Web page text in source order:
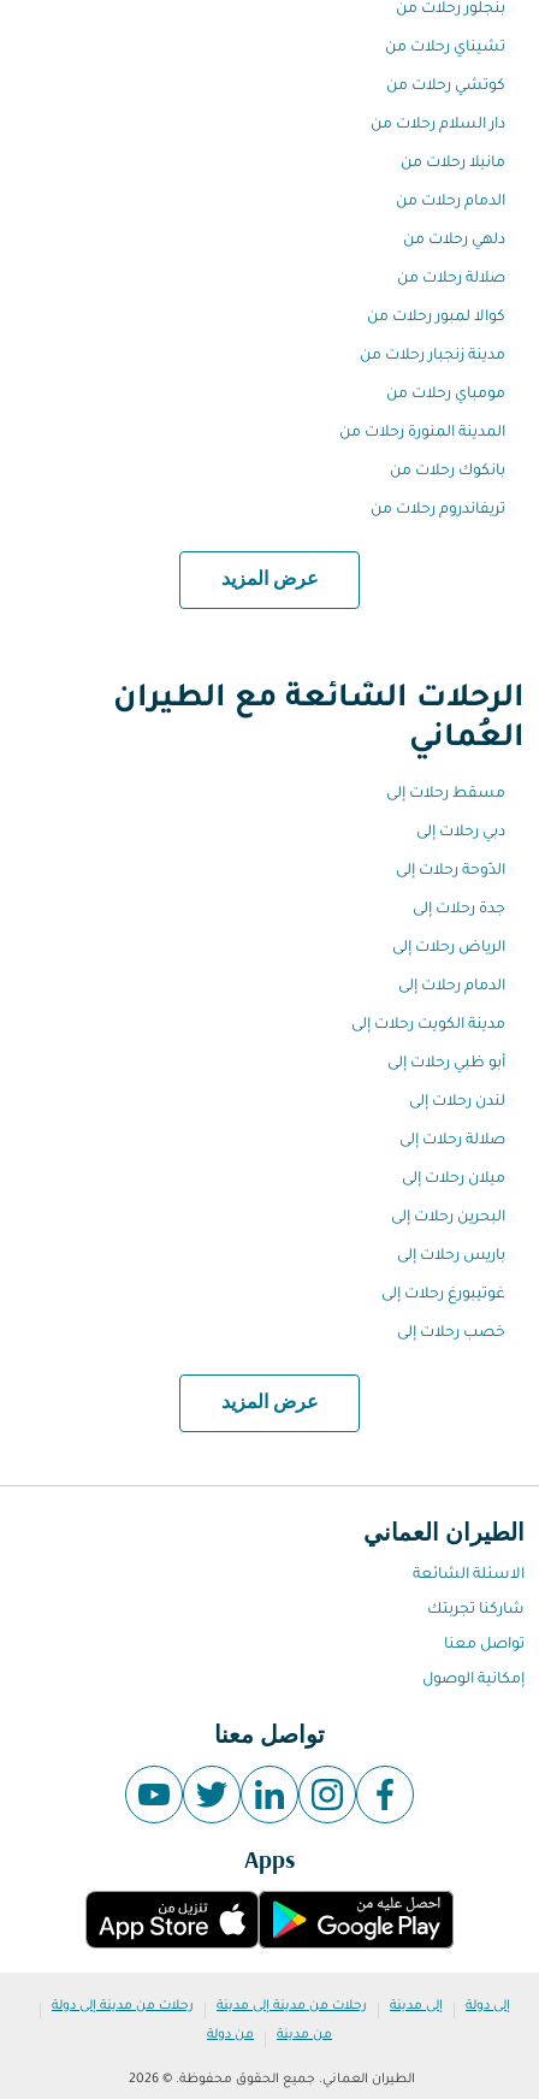
بنجلور رحلات من
تشيناي رحلات من
كوتشي رحلات من
دار السلام رحلات من
مانيلا رحلات من
الدمام رحلات من
دلهي رحلات من
صلالة رحلات من
كوالا لمبور رحلات من
مدينة زنجبار رحلات من
مومباي رحلات من
المدينة المنورة رحلات من
بانكوك رحلات من
تريفاندروم رحلات من
عرض المزيد
الرحلات الشائعة مع الطيران
العُماني
مسقط رحلات إلى
دبي رحلات إلى
الدّوحة رحلات إلى
جدة رحلات إلى
الرياض رحلات إلى
الدمام رحلات إلى
مدينة الكويت رحلات إلى
أبو ظبي رحلات إلى
لندن رحلات إلى
صلالة رحلات إلى
ميلان رحلات إلى
البحرين رحلات إلى
باريس رحلات إلى
غوتيبورغ رحلات إلى
خصب رحلات إلى
عرض المزيد
الطيران العماني
الاسئلة الشائعة
شاركنا تجربتك
تواصل معنا
إمكانية الوصول
تواصل معنا
Apps
إلى دولة | إلى مدينة | رحلات من مدينة إلى مدينة | رحلات من مدينة إلى دولة |
من مدينة | من دولة
الطيران العماني. جميع الحقوق محفوظة. © 2026